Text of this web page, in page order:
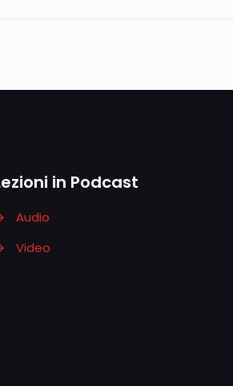
in Podcast
Audio
Video